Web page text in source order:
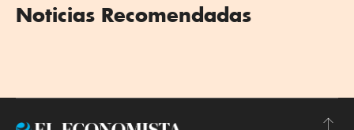
Noticias Recomendadas